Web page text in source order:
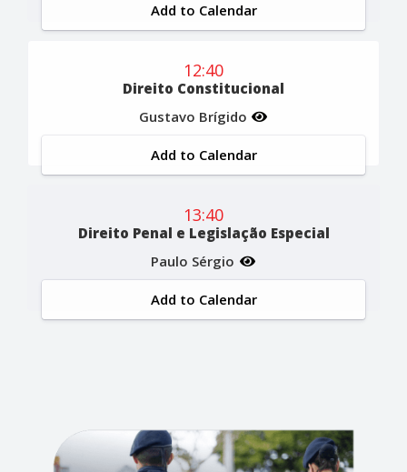
Add to Calendar
12:40
Direito Constitucional
Gustavo Brígido
Add to Calendar
13:40
Direito Penal e Legislação Especial
Paulo Sérgio
Add to Calendar